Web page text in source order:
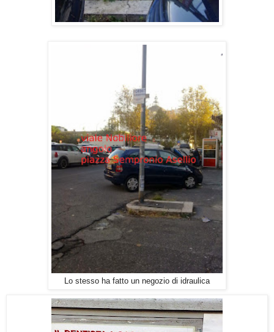
Lo stesso ha fatto un negozio di idraulica